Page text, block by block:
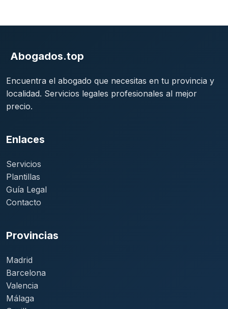
Abogados.top
Encuentra el abogado que necesitas en tu provincia y
localidad. Servicios legales profesionales al mejor
precio.
Enlaces
Servicios
Plantillas
Guía Legal
Contacto
Provincias
Madrid
Barcelona
Valencia
Málaga